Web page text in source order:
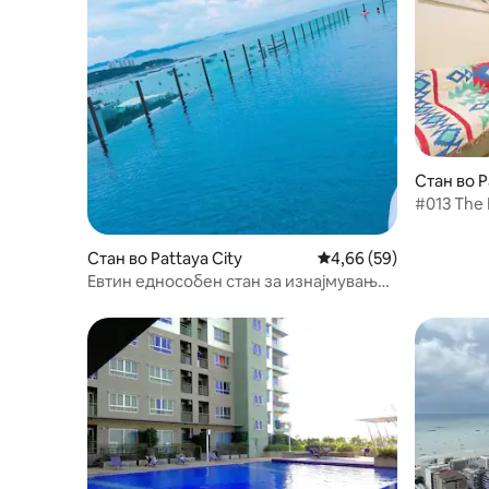
Стан во Pattaya City Просечна оцена: 4,66
4,66 (59)
Евтин еднособен стан за изнајмување
Патјаја
Стан во
#013 The Base